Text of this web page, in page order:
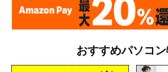
おすすめパソコ